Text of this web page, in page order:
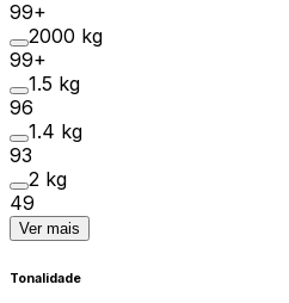
99+
2000 kg
99+
1.5 kg
96
1.4 kg
93
2 kg
49
Ver mais
Tonalidade